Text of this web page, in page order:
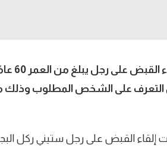
قررت
على الشخص المطلوب وذلك
إلقاء القبض على رجل ستيني ركل